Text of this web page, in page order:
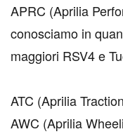
APRC (Aprilia
conosciamo in
maggiori RSV4 e
ATC (Aprilia
AWC (Aprilia